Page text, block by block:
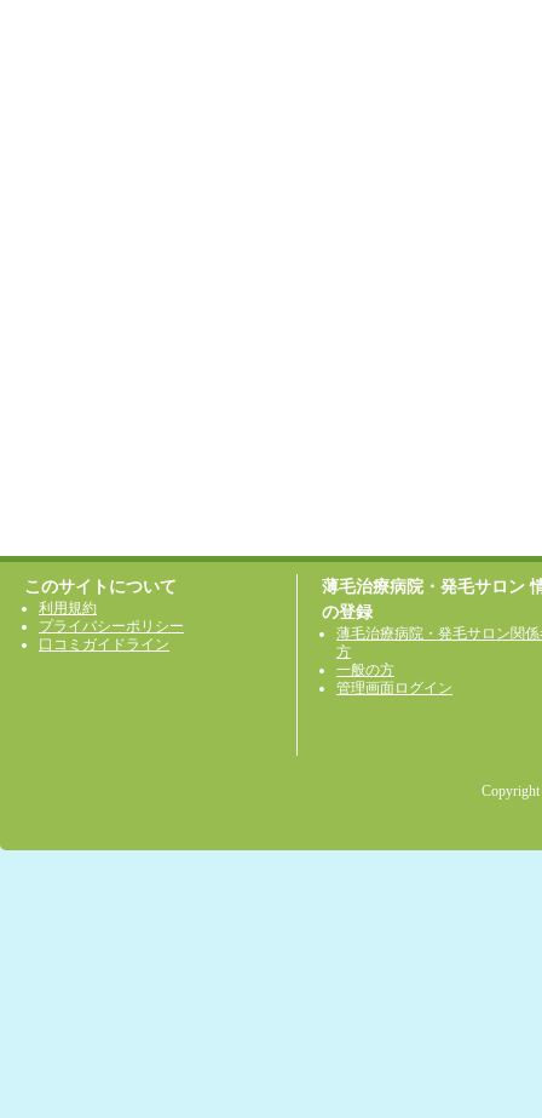
このサイトについて
利用規約
プライバシーポリシー
口コミガイドライン
薄毛治療病院・発毛サロン
の登録
薄毛治療病院・発毛サロン関
方
一般の方
管理画面ログイン
Copyright